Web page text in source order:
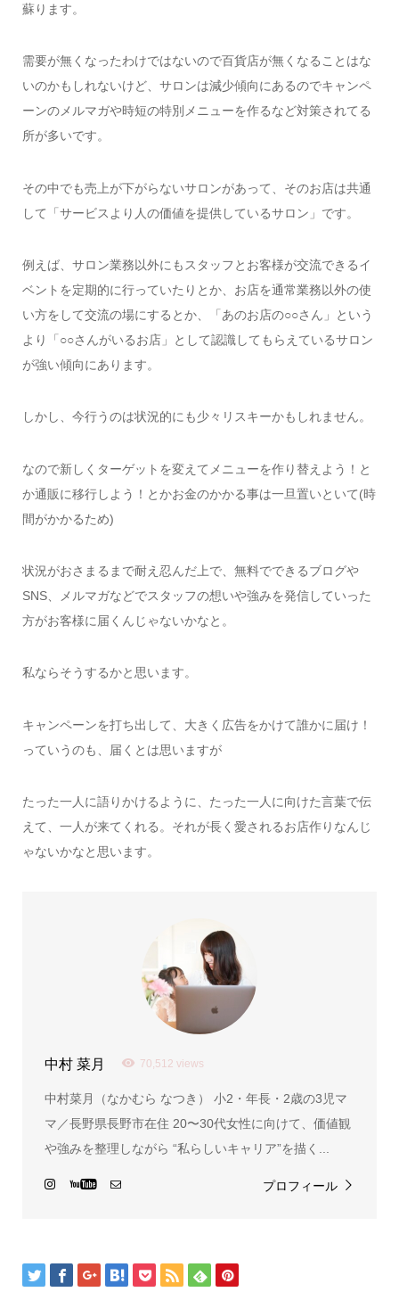
蘇ります。
需要が無くなったわけではないので百貨店が無くなることはな
いのかもしれないけど、サロンは減少傾向にあるのでキャンペ
ーンのメルマガや時短の特別メニューを作るなど対策されてる
所が多いです。
その中でも売上が下がらないサロンがあって、そのお店は共通
して「サービスより人の価値を提供しているサロン」です。
例えば、サロン業務以外にもスタッフとお客様が交流できるイ
ベントを定期的に行っていたりとか、お店を通常業務以外の使
い方をして交流の場にするとか、「あのお店の○○さん」という
より「○○さんがいるお店」として認識してもらえているサロン
が強い傾向にあります。
しかし、今行うのは状況的にも少々リスキーかもしれません。
なので新しくターゲットを変えてメニューを作り替えよう！と
か通販に移行しよう！とかお金のかかる事は一旦置いといて(時
間がかかるため)
状況がおさまるまで耐え忍んだ上で、無料でできるブログや
SNS、メルマガなどでスタッフの想いや強みを発信していった
方がお客様に届くんじゃないかなと。
私ならそうするかと思います。
キャンペーンを打ち出して、大きく広告をかけて誰かに届け！
っていうのも、届くとは思いますが
たった一人に語りかけるように、たった一人に向けた言葉で伝
えて、一人が来てくれる。それが長く愛されるお店作りなんじ
ゃないかなと思います。
中村 菜月 70,512 views
中村菜月（なかむら なつき） 小2・年長・2歳の3児マ
マ／長野県長野市在住 20〜30代女性に向けて、価値観
や強みを整理しながら “私らしいキャリア”を描く...
プロフィール